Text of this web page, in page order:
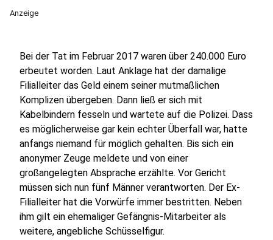
Anzeige
Bei der Tat im Februar 2017 waren über 240.000 Euro
erbeutet worden. Laut Anklage hat der damalige
Filialleiter das Geld einem seiner mutmaßlichen
Komplizen übergeben. Dann ließ er sich mit
Kabelbindern fesseln und wartete auf die Polizei. Dass
es möglicherweise gar kein echter Überfall war, hatte
anfangs niemand für möglich gehalten. Bis sich ein
anonymer Zeuge meldete und von einer
großangelegten Absprache erzählte. Vor Gericht
müssen sich nun fünf Männer verantworten. Der Ex-
Filialleiter hat die Vorwürfe immer bestritten. Neben
ihm gilt ein ehemaliger Gefängnis-Mitarbeiter als
weitere, angebliche Schüsselfigur.